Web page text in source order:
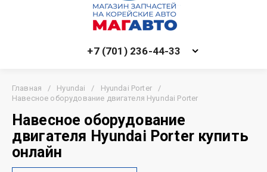
+7 (701) 236-44-33
Главная / Hyundai / Hyundai Porter
/
Навесное оборудование двигателя Hyundai Porter
Навесное оборудование
двигателя Hyundai Porter купить
онлайн